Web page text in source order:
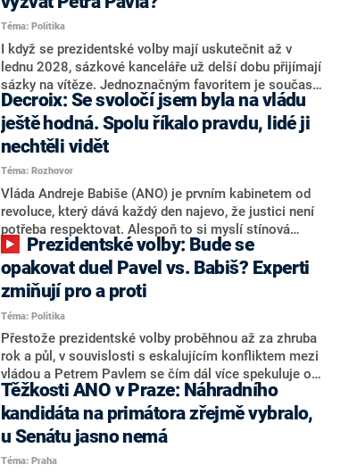
součástí klubu ODS a TOP 09. Hraba to na dotaz
redakce nevyloučil. Předseda klubu senátorů ODS
Zdeněk Nytra redakci řekl, že počítá s odchodem
některých senátorů z klubu a že Naše Česko není
nepřítel, ale soupeř.
Téma: Politika
I když se prezidentské volby mají uskutečnit až v
lednu 2028, sázkové kanceláře už delší dobu přijímají
sázky na vítěze. Jednoznačným favoritem je současná
hlava státu Petr Pavel. Daleko za ním pak bookmakeři
zmiňují dva výrazné politiky ANO, tedy premiéra
Andreje Babiše a ministra průmyslu Karla Havlíčka.
Oblíbeným tipem samotných sázkařů je poslanec za
Motoristy Filip Turek. Politolog Jan Kubáček nicméně
o případné kandidatuře kohokoliv ze zmíněné trojice
značně pochybuje. Podle něj současná koalice dosud
nemá osobu, která by Pavlovi mohla konkurovat.
Decroix: Se svoločí jsem byla na vládu
ještě hodná. Spolu říkalo pravdu, lidé ji
nechtěli vidět
Téma: Rozhovor
Vláda Andreje Babiše (ANO) je prvním kabinetem od
revoluce, který dává každý den najevo, že justici není
potřeba respektovat. Alespoň to si myslí stínová
ministryně spravedlnosti ODS Eva Decroix. V
rozhovoru pro CNN Prima NEWS si nebrala servítky
ohledně politického výkonu svého nástupce Jeronýma
Tejce (za ANO) či vládní zmocněnkyně pro lidská
práva Taťány Malé (ANO). Označením „svoloč“ na
adresu vlády prý byla ještě hodná. Decroix se také
vrátila k volební porážce koalice Spolu či promluvila o
hnutí Naše Česko Martina Kuby.
opakovat duel Pavel vs. Babiš? Experti
zmiňují pro a proti
Téma: Politika
Přestože prezidentské volby proběhnou až za zhruba
rok a půl, v souvislosti s eskalujícím konfliktem mezi
vládou a Petrem Pavlem se čím dál více spekuluje o
tom, koho by do bitvy o Hrad mohla vyslat současná
koalice. Někteří političtí komentátoři znovu vytahují
jméno premiéra Andreje Babiše (ANO). Jak moc je
pravděpodobné, že se v prezidentských volbách 2028
bude znovu opakovat souboj z roku 2023?
Těžkosti ANO v Praze: Náhradního
kandidáta na primátora zřejmě vybralo,
u Senátu jasno nemá
Téma: Praha